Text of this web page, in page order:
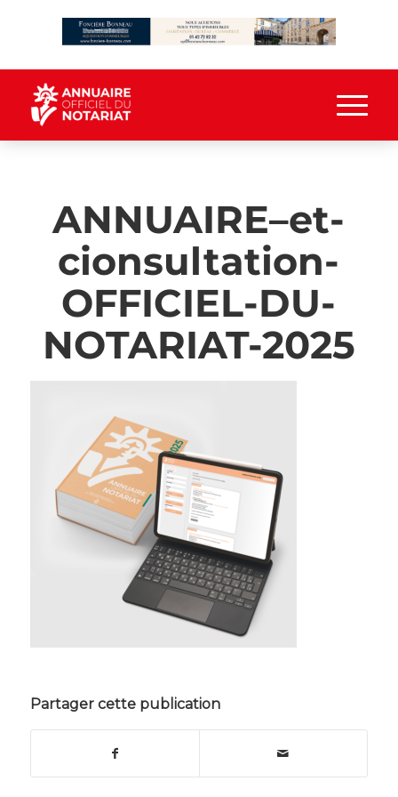
ANNUAIRE–et-
cionsultation-
OFFICIEL-DU-
NOTARIAT-2025
Partager cette publication